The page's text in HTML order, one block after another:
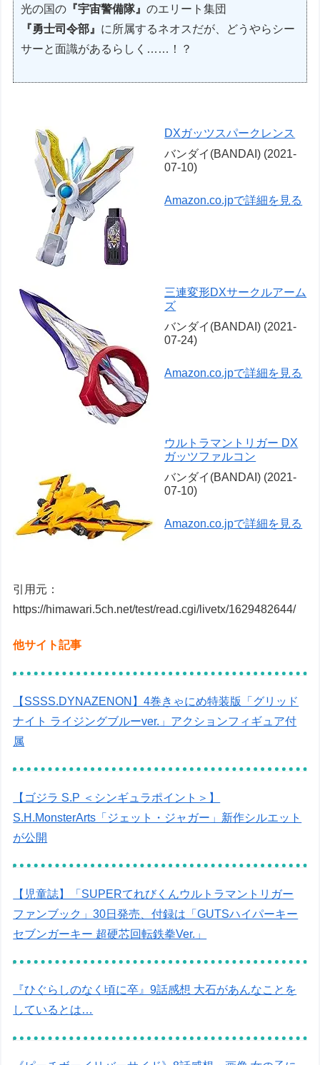
光の国の 『宇宙警備隊』のエリート集団
『勇士司令部』 に所属するネオスだが、どうやらシー
サーと面識があるらしく……！？
DXガッツスパークレンス
バンダイ(BANDAI) (2021-
07-10)
Amazon.co.jpで詳細を見る
三連変形DXサークルアーム
ズ
バンダイ(BANDAI) (2021-
07-24)
Amazon.co.jpで詳細を見る
ウルトラマントリガー DX
ガッツファルコン
バンダイ(BANDAI) (2021-
07-10)
Amazon.co.jpで詳細を見る
引用元：
https://himawari.5ch.net/test/read.cgi/livetx/1629482644/
他サイト記事
【SSSS.DYNAZENON】4巻きゃにめ特装版「グリッド
ナイト ライジングブルーver.」アクションフィギュア付
属
【ゴジラ S.P ＜シンギュラポイント＞】
S.H.MonsterArts「ジェット・ジャガー」新作シルエット
が公開
【児童誌】「SUPERてれびくんウルトラマントリガー
ファンブック」30日発売、付録は「GUTSハイパーキー
セブンガーキー 超硬芯回転鉄拳Ver.」
『ひぐらしのなく頃に卒』9話感想 大石があんなことを
しているとは…